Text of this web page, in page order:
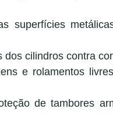
superfícies
dos cilindros contra
e rolamentos
de tambores